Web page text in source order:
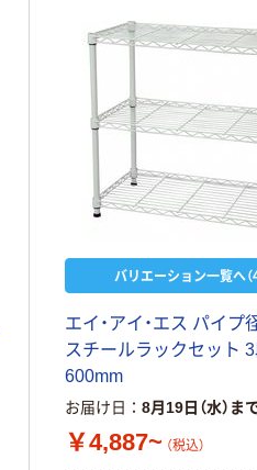
バリエーション一覧へ（
エイ・アイ・エス パイプ
スチールラックセット
600mm
お届け日 8月19日（水）ま
￥4,887~ （税込）